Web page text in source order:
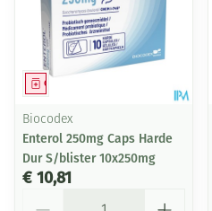
Geneesmiddel
Biocodex
Enterol 250mg Caps Harde
Dur S/blister 10x250mg
€ 10,81